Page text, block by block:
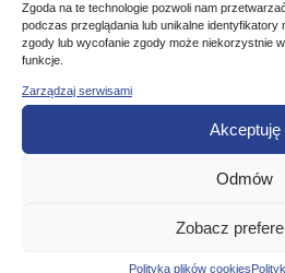
Zgoda na te technologie pozwoli nam
podczas przeglądania lub unikalne identyfikatory
zgody lub wycofanie zgody może niekorzystnie
funkcje.
Zarządzaj serwisami
Akceptuję
Odmów
Zobacz
Polityka plików cookies
JAXON SBIRULINO F
Sbirulino- wersja pływająca Pływaki
wszędzie tam, gdzie kluczowe
podania przynęty. Po wyrzucie…
5,50zł